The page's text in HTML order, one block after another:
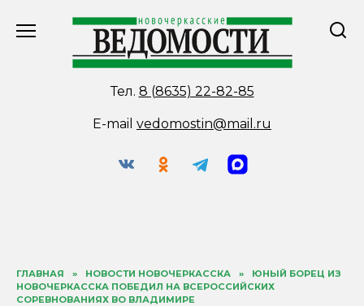
Тел. 8 (8635) 22-82-85
E-mail vedomostin@mail.ru
ГЛАВНАЯ » НОВОСТИ НОВОЧЕРКАССКА »
ЮНЫЙ БОРЕЦ ИЗ
НОВОЧЕРКАССКА ПОБЕДИЛ НА ВСЕРОССИЙСКИХ
СОРЕВНОВАНИЯХ ВО ВЛАДИМИРЕ